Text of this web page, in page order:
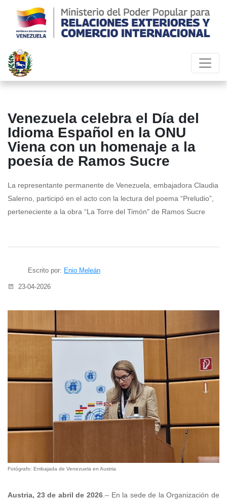
Venezuela celebra el Día del
Idioma Español en la ONU
Viena con un homenaje a la
poesía de Ramos Sucre
La representante permanente de Venezuela, embajadora Claudia
Salerno, participó en el acto con la lectura del poema “Preludio”,
perteneciente a la obra “La Torre del Timón" de Ramos Sucre
Escrito por: Enio Meleán
23-04-2026
Fotógrafo: Embajada de Venezuela en Austria
Austria, 23 de abril de 2026.– En la sede de la Organización de